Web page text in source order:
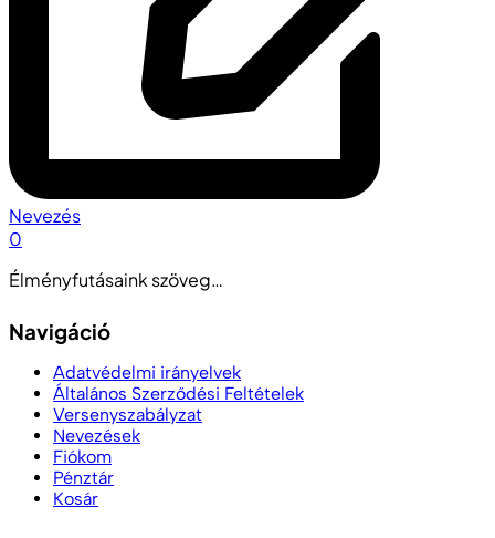
Nevezés
0
Élményfutásaink szöveg…
Navigáció
Adatvédelmi irányelvek
Általános Szerződési Feltételek
Versenyszabályzat
Nevezések
Fiókom
Pénztár
Kosár